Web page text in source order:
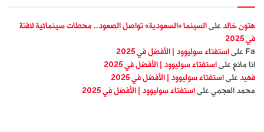
هتون خالد على السينما «السعودية» تواصل الصعود.. محطات سينمائية لافتة
في 2025
Fa على استفتاء سوليوود | الأفضل في 2025
انا مانع على استفتاء سوليوود | الأفضل في 2025
فهيد على استفتاء سوليوود | الأفضل في 2025
محمد العجمي على استفتاء سوليوود | الأفضل في 2025